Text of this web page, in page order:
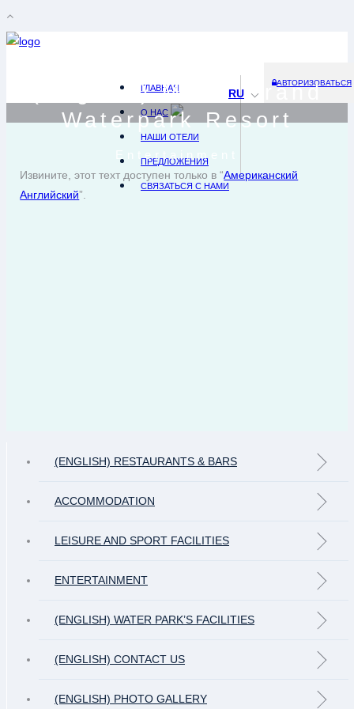
АВТОРИЗОВАТЬСЯ
RU
ГЛАВНАЯ
О НАС
НАШИ ОТЕЛИ
ПРЕДЛОЖЕНИЯ
СВЯЗАТЬСЯ С НАМИ
(English) Maris Grand
Waterpark Resort
Извините, этот техт доступен только в “Американский
Английский”.
(ENGLISH) RESTAURANTS & BARS
ACCOMMODATION
LEISURE AND SPORT FACILITIES
ENTERTAINMENT
(ENGLISH) WATER PARK’S FACILITIES
(ENGLISH) CONTACT US
(ENGLISH) PHOTO GALLERY